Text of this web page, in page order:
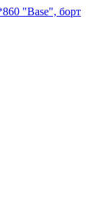
"Base", борт